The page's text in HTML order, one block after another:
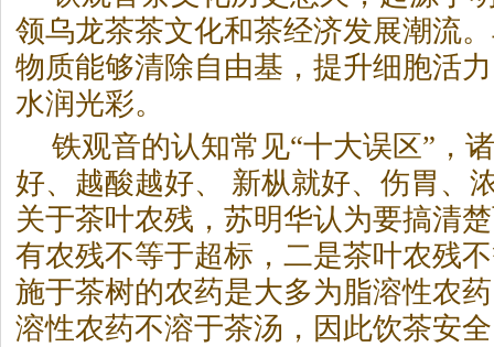
领乌龙茶茶文化和茶经济发展潮流
物质能够清除自由基，提升细胞活
水润光彩。
铁观音的认知常见“十大误区”，
好、越酸越好、 新枞就好、伤胃、
关于茶叶农残，苏明华认为要搞清
有农残不等于超标，二是茶叶农残
施于茶树的农药是大多为脂溶性农
溶性农药不溶于茶汤，因此饮茶安